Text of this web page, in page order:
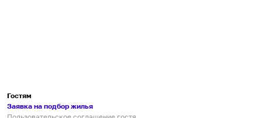
Гостям
Заявка на подбор жилья